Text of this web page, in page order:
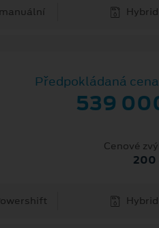
Hybrid
Předpokládaná cena
539
Cenové
200
Hybrid